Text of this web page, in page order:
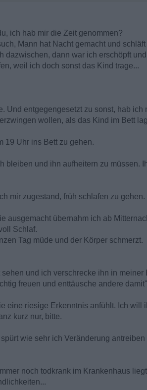
ich hab mir die Zeit genommen?
Mann hat Nacht gemacht und schläft
dann war ich erschöpft
weil ich doch sonst das Kind trage...
Und entgegengesetzt zu sonst, hab
wollen, als das Kind im Bett
19 Uhr ins Bett zu gehen.
bleiben und ihn aufheitern zu müssen.
mir zugestand, früh schlafen zu gehen.
ausgemacht übernahm ich ab
Schlaf.
Tag müde und der Körper schmerzt.
und ich verschrecke ihn in meiner
freuen und enttäusche andere
eine riesige Erkenntnis anfühlt. Ich will
kurz nur, bitte.
wie sehr ich Veränderung
noch todkrank im Krankenhaus